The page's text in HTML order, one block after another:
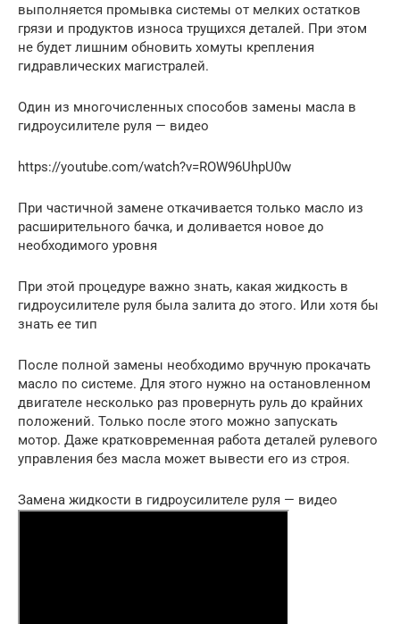
выполняется промывка системы от мелких остатков
грязи и продуктов износа трущихся деталей. При этом
не будет лишним обновить хомуты крепления
гидравлических магистралей.
Один из многочисленных способов замены масла в
гидроусилителе руля — видео
https://youtube.com/watch?v=ROW96UhpU0w
При частичной замене откачивается только масло из
расширительного бачка, и доливается новое до
необходимого уровня
При этой процедуре важно знать, какая жидкость в
гидроусилителе руля была залита до этого. Или хотя бы
знать ее тип
После полной замены необходимо вручную прокачать
масло по системе. Для этого нужно на остановленном
двигателе несколько раз провернуть руль до крайних
положений. Только после этого можно запускать
мотор. Даже кратковременная работа деталей рулевого
управления без масла может вывести его из строя.
Замена жидкости в гидроусилителе руля — видео